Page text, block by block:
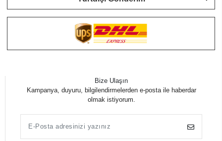
Bize Ulaşın
Kampanya, duyuru, bilgilendirmelerden e-posta ile haberdar
olmak istiyorum.